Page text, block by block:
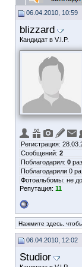
06.04.2010, 10:59
blizzard
Кандидат в V.I.P.
Регистрация:
Сообщений: 2
Поблагодарил: 0
Поблагодарили 0
Фотоальбомы: не
Репутация: 11
Нажмите здесь,
06.04.2010, 12:02
Studior